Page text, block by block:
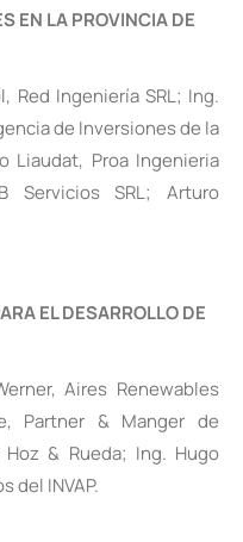
EN LA PROVINCIA DE
Red Ingeniería SRL; Ing.
de Inversiones de la
Liaudat, Proa Ingenieria
Servicios SRL; Arturo
EL DESARROLLO DE
Aires Renewables
Partner & Manger de
Hoz & Rueda; Ing. Hugo
del INVAP.